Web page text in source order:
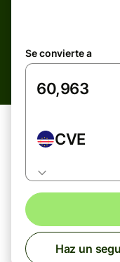
Se convierte a
CVE
Haz un